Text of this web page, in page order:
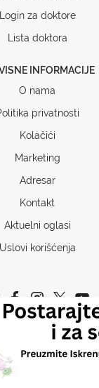
Login za doktore
Lista doktora
INFORMACIJE
O nama
privatnosti
Kolačići
Marketing
Adresar
Kontakt
Aktuelni oglasi
Uslovi korišćenja
Sva prava
063/687-